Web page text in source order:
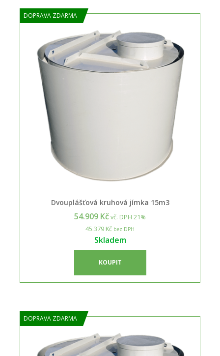
DOPRAVA ZDARMA
Dvouplášťová kruhová jímka 15m3
54.909 Kčvč. DPH 21%
45.379 Kč bez DPH
Skladem
KOUPIT
DOPRAVA ZDARMA